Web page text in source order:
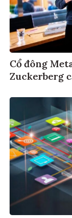
Cổ đông
Zuckerberg